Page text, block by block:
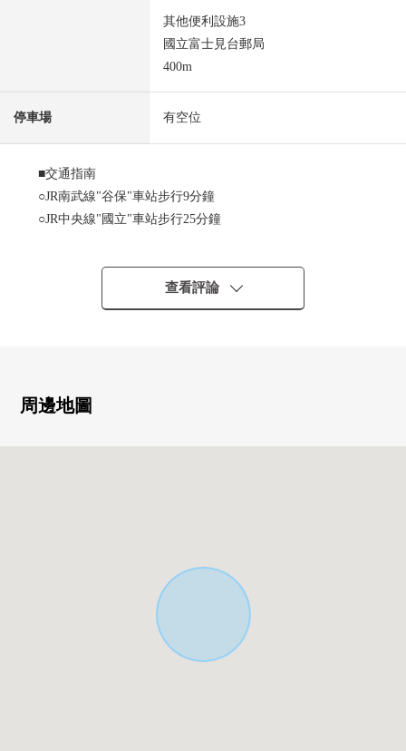
其他便利設施3
國立富士見台郵局
400m
停車場 有空位
■交通指南
○JR南武線"谷保"車站步行9分鐘
○JR中央線"國立"車站步行25分鐘
○精選的鋼筋混凝土造2階建
○土地面積約39坪
○容積率：80%
在顧客的情形合起來，合計，從住在的購買到出售，支
首先，在免付費專線，請命令擁有房地產的概要。
查看評論
周邊地圖